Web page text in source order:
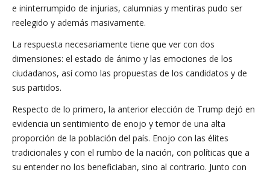
e ininterrumpido de injurias, calumnias y mentiras pudo ser
reelegido y además masivamente.
La respuesta necesariamente tiene que ver con dos
dimensiones: el estado de ánimo y las emociones de los
ciudadanos, así como las propuestas de los candidatos y de
sus partidos.
Respecto de lo primero, la anterior elección de Trump dejó en
evidencia un sentimiento de enojo y temor de una alta
proporción de la población del país. Enojo con las élites
tradicionales y con el rumbo de la nación, con políticas que a
su entender no los beneficiaban, sino al contrario. Junto con